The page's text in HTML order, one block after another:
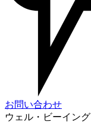
お問い合わせ
ウェル・ビーイング